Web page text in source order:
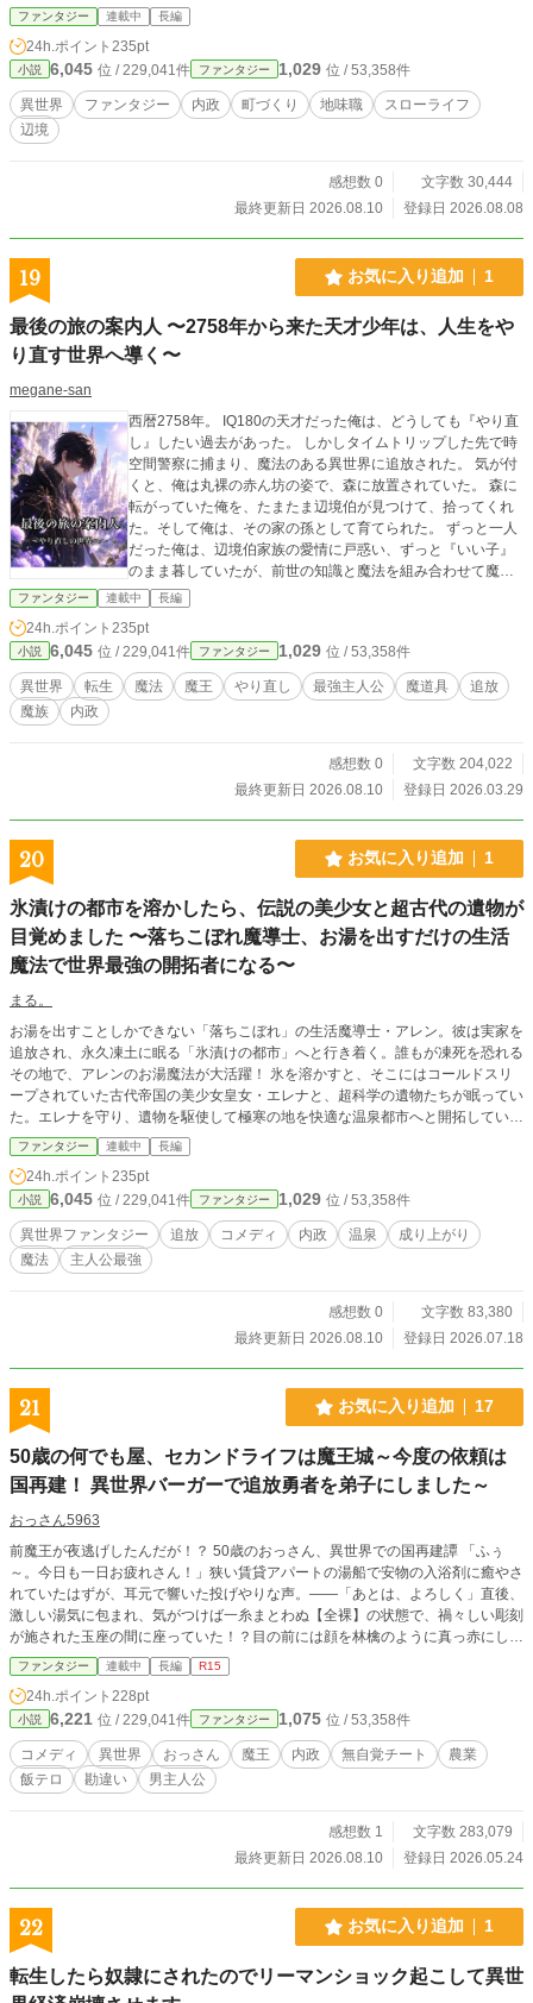
めの葬送の日を。 一日ずつ町に「今日」を取り戻していくう
ち、止まっていた大時計が動き、人々の暮らしも少しずつ変
わり始める。 パン屋を営むミラや町の住民たちと力を合わ
せ、ノアはこの土地に新しい一年を作っていく。 しかし、町
から暦が失われたのは偶然ではなかった。 中央暦院は、人々
の歴史と土地を支配するため、都合の悪い日付を消していた
ファンタジー 連載中 長編
24h.ポイント 235pt
小説 6,045 位 / 229,041件 ファンタジー 1,029 位 / 53,358件
異世界 ファンタジー 内政 町づくり 地味職
スローライフ
辺境
感想数 0
文字数 30,444
最終更新日 2026.08.10
登録日 2026.08.08
19 お気に入り追加 1
最後の旅の案内人 〜2758年から来た天才少年は、人生をや
り直す世界へ導く〜
megane-san
西暦2758年。 IQ180の天才だった俺は、どうしても『やり直
し』したい過去があった。 しかしタイムトリップした先で時
空間警察に捕まり、魔法のある異世界に追放された。 気が付
くと、俺は丸裸の赤ん坊の姿で、森に放置されていた。 森に
転がっていた俺を、たまたま辺境伯が見つけて、拾ってくれ
た。そして俺は、その家の孫として育てられた。 ずっと一人
だった俺は、辺境伯家族の愛情に戸惑い、ずっと『いい子』
のまま暮していたが、前世の知識と魔法を組み合わせて魔道
具を次々と生み出しているうちに、いつのまにか家族や仲間
たちと穏やかな日々を送れるようになっていた。 しかし、聖
堂に渦巻く陰謀、復讐に囚われる聖女、魔王の血を引く者た
ちとの出会いが、俺の運命を大きく変えていく。 やがて俺は
知る。 この世界には、人生をやり直した人々が辿り着く「も
う一つの世界」が存在することを。 傷つき、後悔し、それで
人」となり、人々の希望をつないでいく物語。
ファンタジー 連載中 長編
24h.ポイント 235pt
小説 6,045 位 / 229,041件 ファンタジー 1,029 位 / 53,358件
異世界 転生 魔法 魔王 やり直し 最強主人公 魔道具
追放
魔族
内政
感想数 0
文字数 204,022
最終更新日 2026.08.10
登録日 2026.03.29
20 お気に入り追加 1
氷漬けの都市を溶かしたら、伝説の美少女と超古代の遺物が
目覚めました 〜落ちこぼれ魔導士、お湯を出すだけの生活
魔法で世界最強の開拓者になる〜
まる。
お湯を出すことしかできない「落ちこぼれ」の生活魔導士・アレン。彼は実家を
追放され、永久凍土に眠る「氷漬けの都市」へと行き着く。誰もが凍死を恐れる
その地で、アレンのお湯魔法が大活躍！ 氷を溶かすと、そこにはコールドスリ
ープされていた古代帝国の美少女皇女・エレナと、超科学の遺物たちが眠ってい
た。エレナを守り、遺物を駆使して極寒の地を快適な温泉都市へと開拓していく
アレン。しかし、都市の復活を良く思わない帝国や、氷の奥底に眠る魔獣が彼ら
に襲いかかる。湯沸かしから始まる、前代未聞の極寒都市再生ファンタジー、開
幕！
ファンタジー 連載中 長編
24h.ポイント 235pt
小説 6,045 位 / 229,041件 ファンタジー 1,029 位 / 53,358件
異世界ファンタジー 追放 コメディ 内政 温泉
成り上がり
魔法
主人公最強
感想数 0
文字数 83,380
最終更新日 2026.08.10
登録日 2026.07.18
21 お気に入り追加 17
50歳の何でも屋、セカンドライフは魔王城～今度の依頼は
国再建！ 異世界バーガーで追放勇者を弟子にしました～
おっさん5963
前魔王が夜逃げしたんだが！？ 50歳のおっさん、異世界での国再建譚 「ふぅ
～。今日も一日お疲れさん！」狭い賃貸アパートの湯船で安物の入浴剤に癒やさ
れていたはずが、耳元で響いた投げやりな声。――「あとは、よろしく」直後、
激しい湯気に包まれ、気がつけば一糸まとわぬ【全裸】の状態で、禍々しい彫刻
が施された玉座の間に座っていた！？目の前には顔を林檎のように真っ赤にして
絶句する美女秘書官と、魂の抜けた顔の軍師。どうやら傲慢な前魔王が禁忌の召
喚術を使い、俺と入れ替わりで現代日本へ逃亡しやがったらしい。ベテラン何で
も屋・七転 八起（ななころび やおき）５０歳、独身。怒り狂った秘書官に投げ
つけられた『魔銀の壺』を何でも屋の反射神経でキャッチし、シュールに股間を
防衛したおっさんは、なし崩し的に【魔王代行】の座に座らされることに！だ
が、引き継いだ魔王国は貯金ゼロ、深刻な食糧難という超ブラックなダメ現場だ
った！「飢えて死ぬか、人間界を侵略するか」の二択を迫られる中、おっさんが
知識」だった！「油と卵と発酵ワイン……。これ、マヨネーズが作れるな」「伝
説の武具？ ただの頑丈な規格外パーツだろ。トラクターの部品にするぞ」・主
レゼントされてチョロく沼に落ちる、ツンデレ秘書官・上半身は少女で下半身は
蜘蛛、鼻血を出しながら妄想を爆走させる使用人お騒がせな魔族の部下たちを
「おすわり」「おあずけ」で完璧に飼い慣らし、おっさんの泥臭い職人知識が、
魔界の常識を胃袋から次々と塗り替えていく！おっさんは異世界に行ってもおっ
さん。飯の美味さと大人の商売で世界を骨抜きにする、アットホームな魔王国再
ファンタジー 連載中 長編 R15
24h.ポイント 228pt
小説 6,221 位 / 229,041件 ファンタジー 1,075 位 / 53,358件
コメディ 異世界 おっさん 魔王 内政 無自覚チート
農業
飯テロ
勘違い 男主人公
感想数 1
文字数 283,079
最終更新日 2026.08.10
登録日 2026.05.24
22 お気に入り追加 1
転生したら奴隷にされたのでリーマンショック起こして異世